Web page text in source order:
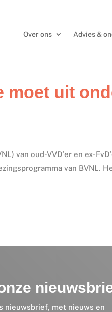
Over ons Advies &
moet uit
van oud-VVD’er en ex-
van BVNL.
nieuwsbrief, met nieuws en